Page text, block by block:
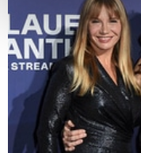
bestimmten
Erfahren Sie mehr
verarbeitet werden,
Abschnitt
Wir verwenden
personalisieren,
zu können und die